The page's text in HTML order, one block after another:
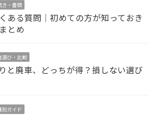
き・書類
ある質問｜初めての方が知っておき
とめ
選び・比較
と廃車、どっちが得？損しない選び
別ガイド